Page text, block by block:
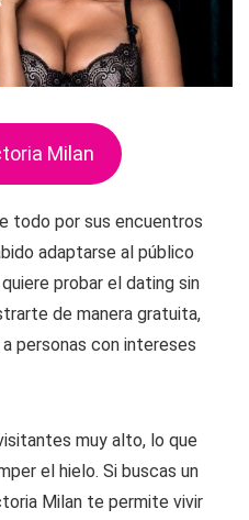
Milan
todo por sus encuentros
adaptarse al público
probar el dating sin
de manera gratuita,
personas con intereses
muy alto, lo que
el hielo. Si buscas un
Milan te permite vivir